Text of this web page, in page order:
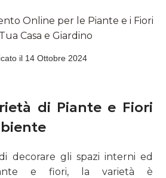
Online per le Piante e i Fiori
Casa e Giardino
il 14 Ottobre 2024
di Piante e Fiori
decorare gli spazi interni ed
e fiori, la varietà è